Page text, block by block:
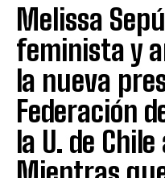
Melissa
feminista y
la nueva
Federación
la U. de